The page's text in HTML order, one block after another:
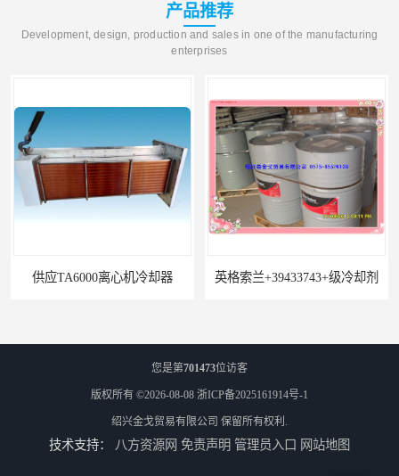
产品推荐
Development, design, production and sales in one of the manufacturing
enterprises
供应TA6000离心机冷却器 英格索兰+39433743+级冷却剂
您是第701473位访客
版权所有 ©2026-08-08 浙ICP备2025161914号-1
绍兴金戈贸易有限公司 保留所有权利.
技术支持： 八方资源网 免责声明 管理员入口 网站地图